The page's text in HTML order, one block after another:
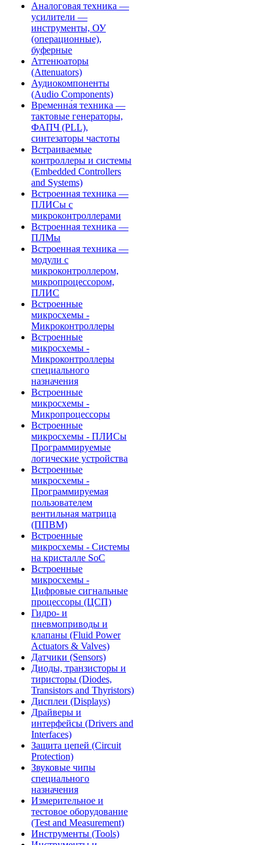
Аналоговая техника —
усилители —
инструменты, ОУ
(операционные),
буферные
Аттенюаторы
(Attenuators)
Аудиокомпоненты
(Audio Components)
Временна́я техника —
тактовые генераторы,
ФАПЧ (PLL),
синтезаторы частоты
Встраиваемые
контроллеры и системы
(Embedded Controllers
and Systems)
Встроенная техника —
ПЛИСы с
микроконтроллерами
Встроенная техника —
ПЛМы
Встроенная техника —
модули с
микроконтроллером,
микропроцессором,
ПЛИС
Встроенные
микросхемы -
Микроконтроллеры
Встроенные
микросхемы -
Микроконтроллеры
специального
назначения
Встроенные
микросхемы -
Микропроцессоры
Встроенные
микросхемы - ПЛИСы
Программируемые
логические устройства
Встроенные
микросхемы -
Программируемая
пользователем
вентильная матрица
(ППВМ)
Встроенные
микросхемы - Системы
на кристалле SoC
Встроенные
микросхемы -
Цифровые сигнальные
процессоры (ЦСП)
Гидро- и
пневмоприводы и
клапаны (Fluid Power
Actuators & Valves)
Датчики (Sensors)
Диоды, транзисторы и
тиристоры (Diodes,
Transistors and Thyristors)
Дисплеи (Displays)
Драйверы и
интерфейсы (Drivers and
Interfaces)
Защита цепей (Circuit
Protection)
Звуковые чипы
специального
назначения
Измерительное и
тестовое оборудование
(Test and Measurement)
Инструменты (Tools)